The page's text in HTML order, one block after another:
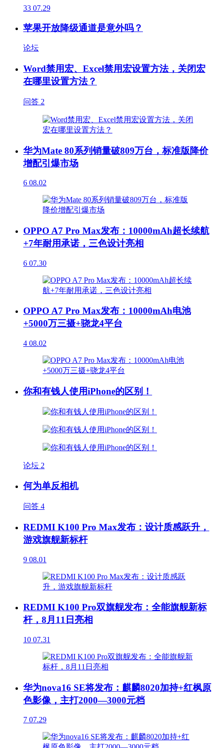
33 07.29
苹果开放降级通道是意外吗？
论坛
Word禁用宏、Excel禁用宏设置方法，关闭宏
在哪里设置方法？
问答 2
华为Mate 80系列销量破809万台，标准版降价
增配引爆市场
6 08.02
OPPO A7 Pro Max发布：10000mAh超长续航
+7年耐用承诺，三色设计亮相
6 07.30
OPPO A7 Pro Max发布：10000mAh电池
+5000万三摄+骁龙4平台
4 08.02
你和有钱人使用iPhone的区别！
论坛 2
何为单反相机
问答 4
REDMI K100 Pro Max发布：设计质感跃升，
游戏旗舰新标杆
9 08.01
REDMI K100 Pro双旗舰发布：全能旗舰新标
杆，8月11日亮相
10 07.31
华为nova16 SE将发布：麒麟8020加持+红枫原
色影像，主打2000—3000元档
7 07.29